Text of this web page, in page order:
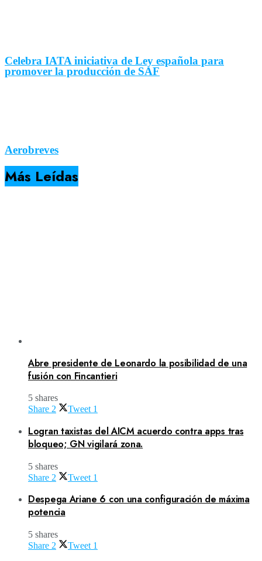
Celebra IATA iniciativa de Ley española para
promover la producción de SAF
Aerobreves
Más Leídas
Abre presidente de Leonardo la posibilidad de una
fusión con Fincantieri
5 shares
Share 2 Tweet 1
Logran taxistas del AICM acuerdo contra apps tras
bloqueo; GN vigilará zona.
5 shares
Share 2 Tweet 1
Despega Ariane 6 con una configuración de máxima
potencia
5 shares
Share 2 Tweet 1